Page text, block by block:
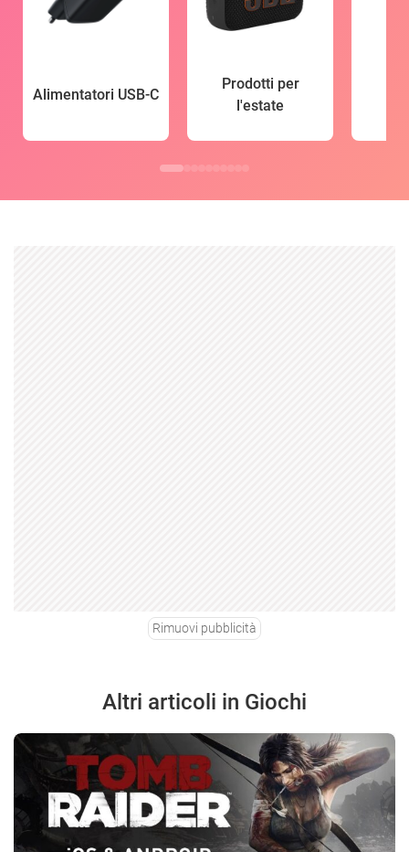
Alimentatori USB-C
Prodotti per
l'estate
Rimuovi pubblicità
Altri articoli in Giochi